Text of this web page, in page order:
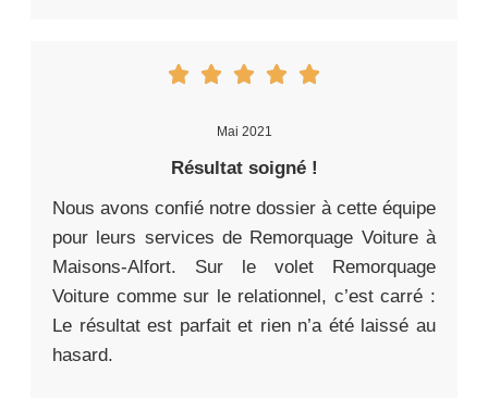
Mai 2021
Résultat soigné !
Nous avons confié notre dossier à cette équipe
pour leurs services de Remorquage Voiture à
Maisons-Alfort. Sur le volet Remorquage
Voiture comme sur le relationnel, c’est carré :
Le résultat est parfait et rien n’a été laissé au
hasard.